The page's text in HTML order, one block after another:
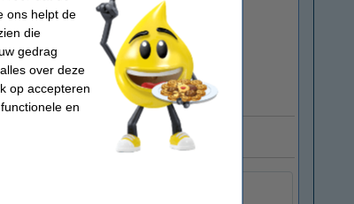
Meer dan 5 miljoen klanten
ons helpt de
die
gedrag
over deze
op accepteren
en